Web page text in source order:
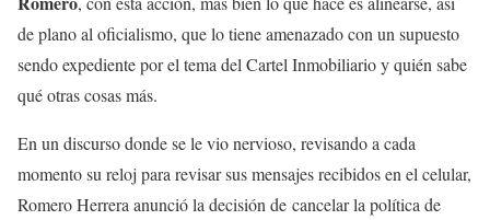
de plano al oficialismo, que lo tiene amenazado con un supuesto
sendo expediente por el tema del Cartel Inmobiliario y quién sabe
qué otras cosas más.
En un discurso donde se le vio nervioso, revisando a cada
momento su reloj para revisar sus mensajes recibidos en el celular,
Romero Herrera anunció la decisión de cancelar la política de